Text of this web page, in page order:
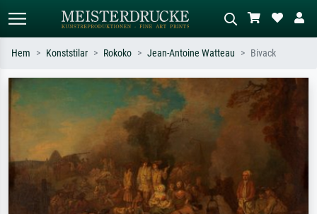
Standardsök AI-bildsökning
Sök efter konstnär, titel eller stil –
t.ex. Monet, Stjärnenatt,
impressionism, Hokusai-våg, naken.
Beskriv scenen – t.ex. grön äng,
abstrakt med mycket rött, mörk
oljemålning, stående naken bredvid ett
Hem Konststilar Rokoko Jean-Antoine Watteau Bivack